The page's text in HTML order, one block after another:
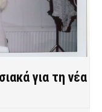
για τη νέα